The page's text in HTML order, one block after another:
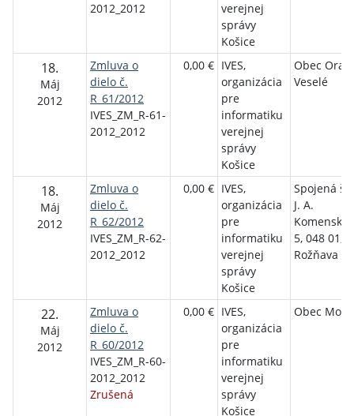
2012_2012
verejnej
správy
Košice
18.
Máj
2012
Zmluva o
dielo č.
R_61/2012
IVES_ZM_R-61-
2012_2012
0,00 € IVES,
organizácia
pre
informatiku
verejnej
správy
Košice
Obec
Veselé
18.
Máj
2012
Zmluva o
dielo č.
R_62/2012
IVES_ZM_R-62-
2012_2012
0,00 € IVES,
organizácia
pre
informatiku
verejnej
správy
Košice
Spojená
J. A.
5, 048 01,
Rožňava
22.
Máj
2012
Zmluva o
dielo č.
R_60/2012
IVES_ZM_R-60-
2012_2012
Zrušená
0,00 € IVES,
organizácia
pre
informatiku
verejnej
správy
Košice
Obec